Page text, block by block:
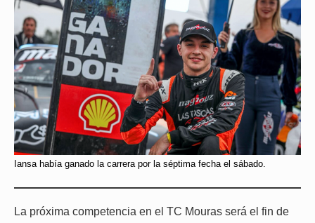
Iansa había ganado la carrera por la séptima fecha el sábado.
La próxima competencia en el TC Mouras será el fin de